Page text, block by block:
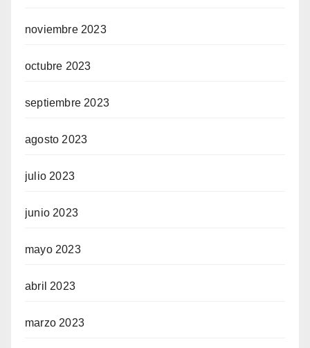
noviembre 2023
octubre 2023
septiembre 2023
agosto 2023
julio 2023
junio 2023
mayo 2023
abril 2023
marzo 2023